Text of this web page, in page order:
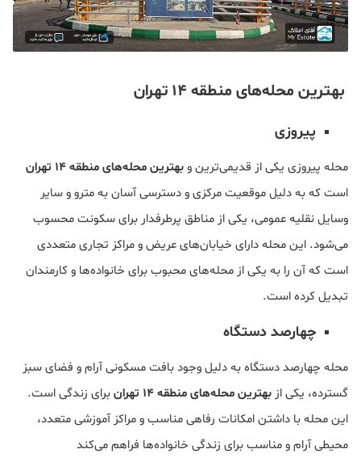
بهترین محله‌های منطقه 14 تهران
پیروزی
محله پیروزی یکی از قدیمی‌ترین وبهترین محله‌های منطقه 14 تهران
است که به دلیل موقعیت مرکزی و دسترسی آسان به مترو و سایر
وسایل نقلیه عمومی، یکی از مناطق پرطرفدار برای سکونت محسوب
می‌شود. این محله دارای خیابان‌های عریض و مراکز تجاری متعددی
است که آن را به یکی از محله‌های محبوب برای خانواده‌ها و کارمندان
تبدیل کرده است.
چهارصد دستگاه
محله چهارصد دستگاه به دلیل وجود بافت مسکونی آرام و فضای سبز
گسترده، یکی ازبهترین محله‌های منطقه 14 تهران
برای زندگی است.
این محله با داشتن امکانات رفاهی مناسب و مراکز آموزشی متعدد،
محیطی آرام و مناسب برای زندگی خانواده‌ها فراهم می‌کند